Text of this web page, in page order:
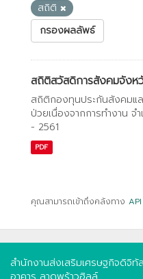
สถิติ
กรองผลลัพธ์
สถิติสวัสดิการสังคมจังห
สถิติกองทุนประกันสังคมแ
ป่วยเนื่องจากการทํางาน
- 2561
PDF
คุณสามารถเข้าถึงคลังทาง API
สำนักงานส่งเสริมเศรษฐกิจดิจิ